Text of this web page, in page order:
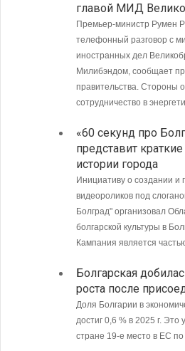
главой МИД
Премьер-министр Румен
телефонный разговор с
иностранных дел
Милибэндом, сообщает
правительства. Стороны
сотрудничество в
«60 секунд про
представит
истории города
Инициативу о создании и
видеороликов под
Болград" организовал
болгарской культуры в
Кампания является
Болгарская
роста после
Доля Болгарии в
достиг 0,6 % в 2025 г.
стране 19-е место в ЕС